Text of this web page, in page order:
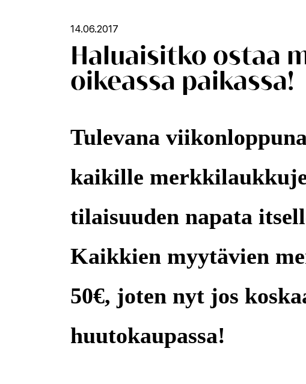
14.06.2017
Haluaisitko ostaa
oikeassa paikassa!
Tulevana
kaikille
tilaisuuden napata
Kaikkien myytävien
50€, joten nyt jos
huutokaupassa!